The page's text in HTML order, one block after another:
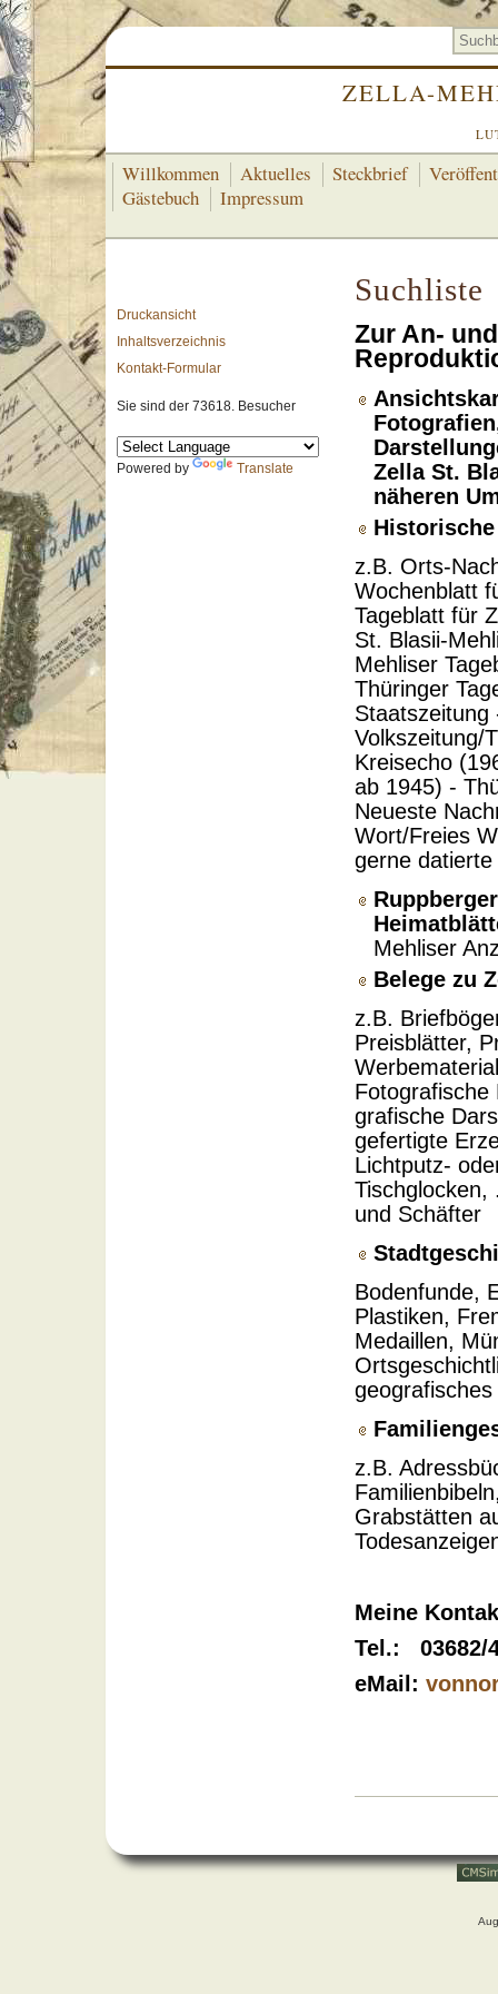
ZELLA-
Willkommen Aktuelles Steckbrief
Gästebuch
Impressum
Druckansicht
Inhaltsverzeichnis
Kontakt-Formular
Sie sind der 73618. Besucher
Powered by Translate
Suchliste
Zur An-
Zella St.
näheren
z.B. Orts-
Wochenblatt
Tageblatt für
St. Blasii-
Mehliser
Thüringer
Staatszeitung
Volkszeitung/
Kreisecho
ab 1945) -
Neueste
Wort/Freies
gerne datierte
Mehliser
Belege zu
z.B.
Preisblätter,
Fotografische
grafische
gefertigte
Lichtputz-
Tischglocken,
und Schäfter
Bodenfunde,
Plastiken,
Medaillen,
z.B.
Grabstätten
Meine
Tel.: 03682/
eMail: